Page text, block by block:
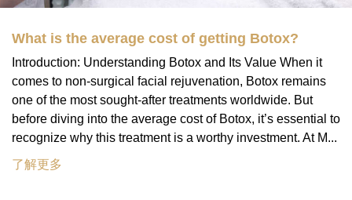
What is the average cost of getting Botox?
Introduction: Understanding Botox and Its Value When it
comes to non-surgical facial rejuvenation, Botox remains
one of the most sought-after treatments worldwide. But
before diving into the average cost of Botox, it’s essential to
recognize why this treatment is a worthy investment. At M...
了解更多